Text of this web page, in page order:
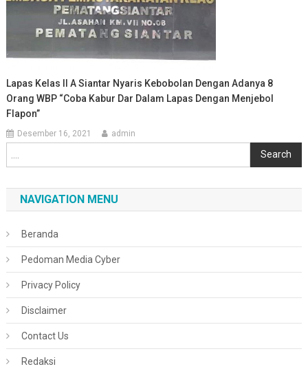
Lapas Kelas II A Siantar Nyaris Kebobolan Dengan Adanya 8
Orang WBP “Coba Kabur Dar Dalam Lapas Dengan Menjebol
Flapon”
Desember 16, 2021 admin
Search
NAVIGATION MENU
Beranda
Pedoman Media Cyber
Privacy Policy
Disclaimer
Contact Us
Redaksi